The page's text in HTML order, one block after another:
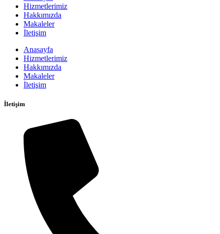
Hizmetlerimiz
Hakkımızda
Makaleler
İletişim
Anasayfa
Hizmetlerimiz
Hakkımızda
Makaleler
İletişim
İletişim